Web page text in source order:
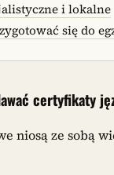
i lokalne
się do
certyfikaty
niosą ze sobą